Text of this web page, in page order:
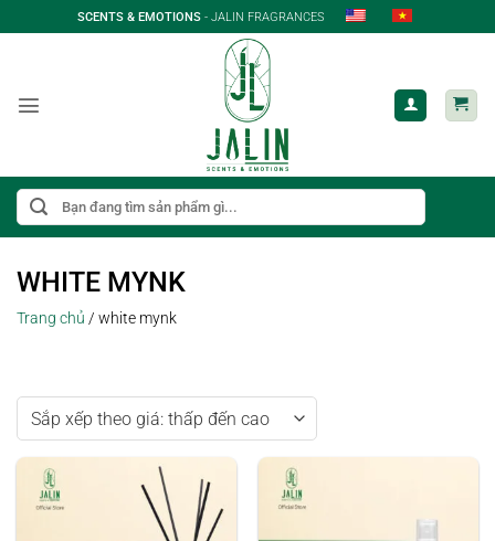
qua
SCENTS & EMOTIONS - JALIN FRAGRANCES
Tìm
kiếm:
WHITE MYNK
Trang chủ / white mynk